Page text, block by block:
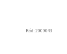
Kód:2009043